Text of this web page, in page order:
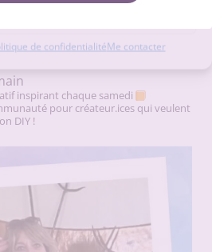
de confidentialitéMe contacter
?
inspirant chaque samedi
pour créateur.ices qui veulent
DIY !